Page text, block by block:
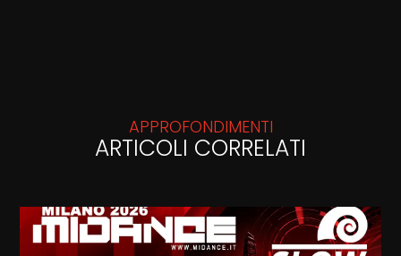
APPROFONDIMENTI
ARTICOLI CORRELATI